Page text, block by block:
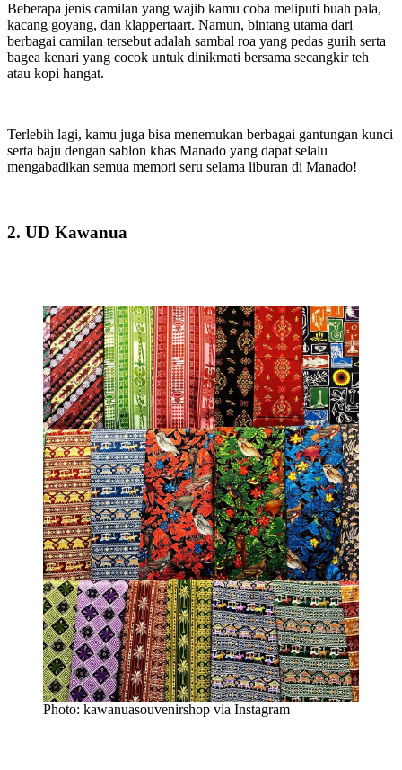
Beberapa jenis camilan yang wajib kamu coba meliputi buah pala,
kacang goyang, dan klappertaart. Namun, bintang utama dari
berbagai camilan tersebut adalah sambal roa yang pedas gurih serta
bagea kenari yang cocok untuk dinikmati bersama secangkir teh
atau kopi hangat.
Terlebih lagi, kamu juga bisa menemukan berbagai gantungan kunci
serta baju dengan sablon khas Manado yang dapat selalu
mengabadikan semua memori seru selama liburan di Manado!
2. UD Kawanua
Photo: kawanuasouvenirshop via Instagram